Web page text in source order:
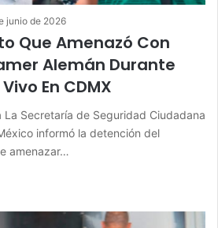
junio de 2026
Que Amenazó Con
Alemán Durante
En CDMX
La Secretaría de Seguridad Ciudadana
informó la detención del
amenazar…